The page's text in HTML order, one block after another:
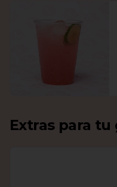
Extras para tu